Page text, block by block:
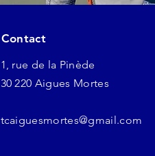
Contact
1, rue de la Pinède
30 220 Aigues Mortes
tcaiguesmortes@gmail.com